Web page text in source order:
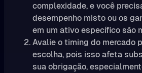
complexidade, e você
desempenho misto ou os
em um ativo específico são
Avalie o timing do mercado
escolha, pois isso afeta
sua obrigação,